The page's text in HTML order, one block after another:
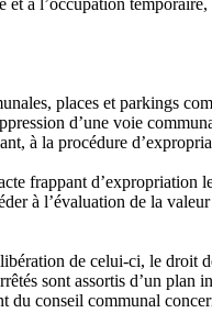
à l’occupation
places et parkings
d’une voie
à la procédure
frappant
à l’évaluation de la
de celui-ci, le droit
sont assortis d’un plan
conseil communal